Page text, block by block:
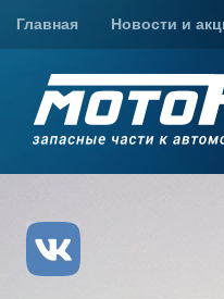
Главная Новости и